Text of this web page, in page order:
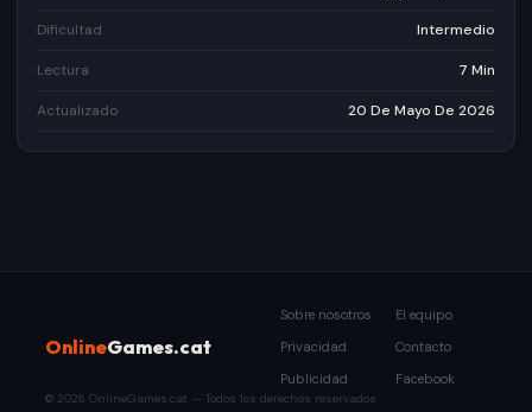
Dificultad Intermedio
Lectura 7 Min
Actualizado 20 De Mayo De 2026
OnlineGames.cat
Sobre nosotros
El equipo
Privacidad
Contacto
Publicidad
Facebook
© 2026 OnlineGames.cat — Todos los derechos reservados